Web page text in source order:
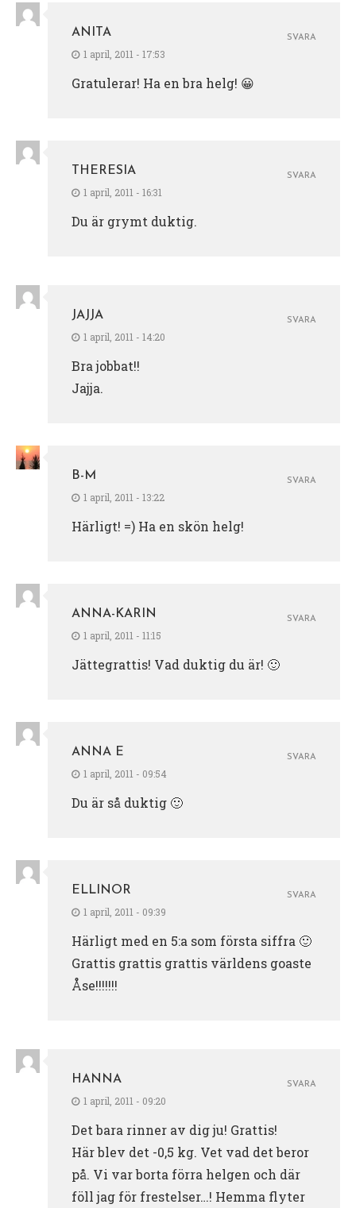
ANITA
1 april, 2011 - 17:53
Gratulerar! Ha en bra helg! 😀
SVARA
THERESIA
1 april, 2011 - 16:31
Du är grymt duktig.
SVARA
JAJJA
1 april, 2011 - 14:20
Bra jobbat!!
Jajja.
SVARA
B-M
1 april, 2011 - 13:22
Härligt! =) Ha en skön helg!
SVARA
ANNA-KARIN
1 april, 2011 - 11:15
Jättegrattis! Vad duktig du är! 🙂
SVARA
ANNA E
1 april, 2011 - 09:54
Du är så duktig 🙂
SVARA
ELLINOR
1 april, 2011 - 09:39
Härligt med en 5:a som första siffra 🙂
Grattis grattis grattis världens goaste
Åse!!!!!!!
SVARA
HANNA
1 april, 2011 - 09:20
Det bara rinner av dig ju! Grattis!
Här blev det -0,5 kg. Vet vad det beror
på. Vi var borta förra helgen och där
föll jag för frestelser…! Hemma flyter
SVARA